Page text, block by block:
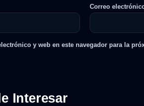
Correo
y web en este navegador para la
Interesar